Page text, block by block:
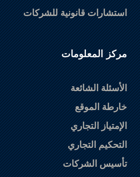
استشارات قانونية للشركات
مركز المعلومات
الأسئلة الشائعة
خارطة الموقع
الإمتياز التجاري
التحكيم التجاري
تأسيس الشركات